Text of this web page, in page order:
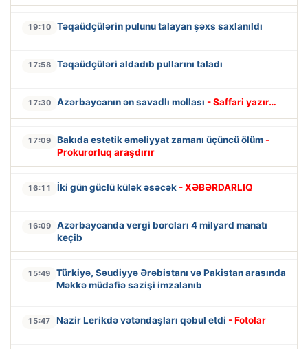
19:10 Təqaüdçülərin pulunu talayan şəxs saxlanıldı
17:58 Təqaüdçüləri aldadıb pullarını taladı
17:30 Azərbaycanın ən savadlı mollası - Saffari yazır…
17:09 Bakıda estetik əməliyyat zamanı üçüncü ölüm -
Prokurorluq araşdırır
16:11 İki gün güclü külək əsəcək - XƏBƏRDARLIQ
16:09
Azərbaycanda vergi borcları 4 milyard manatı
keçib
15:49
Türkiyə, Səudiyyə Ərəbistanı və Pakistan arasında
Məkkə müdafiə sazişi imzalanıb
15:47 Nazir Lerikdə vətəndaşları qəbul etdi - Fotolar